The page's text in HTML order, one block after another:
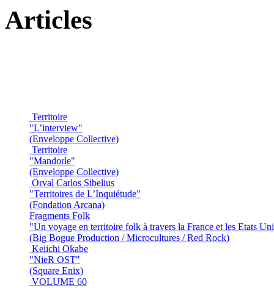
Articles
Territoire
"L’interview"
(Enveloppe Collective)
Territoire
"Mandorle"
(Enveloppe Collective)
Orval Carlos Sibelius
"Territoires de L’Inquiétude"
(Fondation Arcana)
Fragments Folk
"Un voyage en territoire folk à travers la France et les Etats
(Big Bogue Production / Microcultures / Red Rock)
Keiichi Okabe
"NieR OST"
(Square Enix)
VOLUME 60